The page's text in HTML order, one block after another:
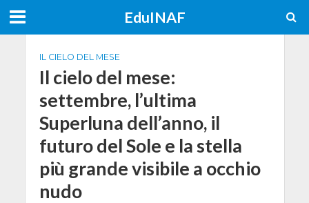
EduINAF
IL CIELO DEL MESE
Il cielo del mese:
settembre, l’ultima
Superluna dell’anno, il
futuro del Sole e la stella
più grande visibile a occhio
nudo